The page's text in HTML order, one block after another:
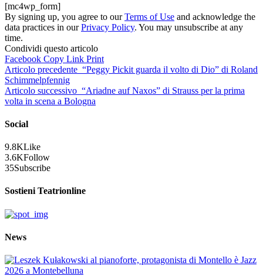
[mc4wp_form]
By signing up, you agree to ourTerms of Use and acknowledge the
data practices in ourPrivacy Policy. You may unsubscribe at any
time.
Condividi questo articolo
Facebook Copy Link Print
Articolo precedente “Peggy Pickit guarda il volto di Dio” di Roland
Schimmelpfennig
Articolo successivo “Ariadne auf Naxos” di Strauss per la prima
volta in scena a Bologna
Social
9.8KLike
3.6KFollow
35Subscribe
Sostieni Teatrionline
News